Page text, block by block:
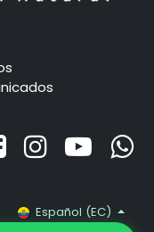
Español (EC)